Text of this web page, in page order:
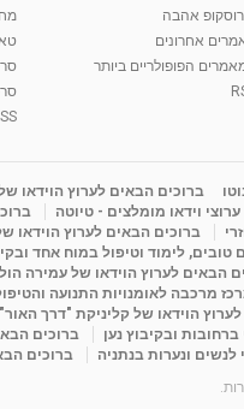
אהבה
אחרונים
הפופולריים ביותר
ברוכים הבאים לערוץ הוידאו
ערוצי וידאו מומלצים - טיוטה
ברוכים הבאים לערוץ הוידאו
טובים, לימוד וטיפול במוח אחד
הבאים לערוץ הוידאו של עמירה
מרכבה לאומנויות התנועה
הוידאו של קליניקת "דרך
ובקיבוץ נען
ברוכים
ונערות בנתניה
ברוכים